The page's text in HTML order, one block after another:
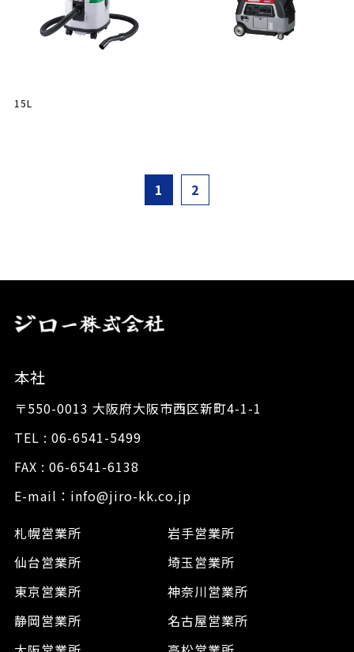
15L
1 2
本社
〒550-0013 大阪府大阪市西区新町4-1-1
TEL : 06-6541-5499
FAX : 06-6541-6138
E-mail：info@jiro-kk.co.jp
札幌営業所
岩手営業所
仙台営業所
埼玉営業所
東京営業所
神奈川営業所
静岡営業所
名古屋営業所